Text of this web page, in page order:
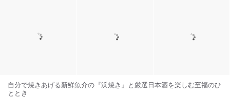
自分で焼きあげる新鮮魚介の『浜焼き』と厳選日本酒を楽しむ至福のひ
ととき